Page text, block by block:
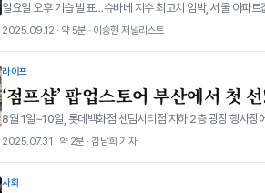
일요일 오후 기습 발표…슈바베 지수 최고치 임박, 서울 아파
2025.09.12 · 약 5분 · 이승현 저널리스트
라이프
‘점프샵’ 팝업스토어 부산에서 첫
8월 1일~10일, 롯데백화점 센텀시티점 지하 2층 광장 행사장
2025.07.31 · 약 2분 · 김남희 기자
사회